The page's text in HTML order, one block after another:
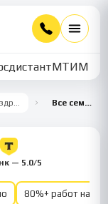
МТИММУ
Основы налогообложения в здравоохранении Все семестры
— 5.0/5
80%+ работ на